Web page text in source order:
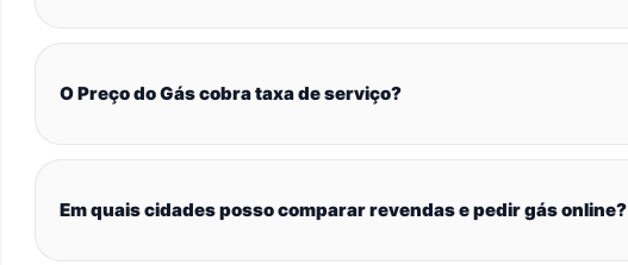
O Preço do Gás cobra taxa de serviço?
Em quais cidades posso comparar revendas e pedir gás online?